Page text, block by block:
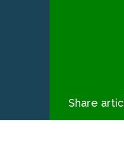
Share